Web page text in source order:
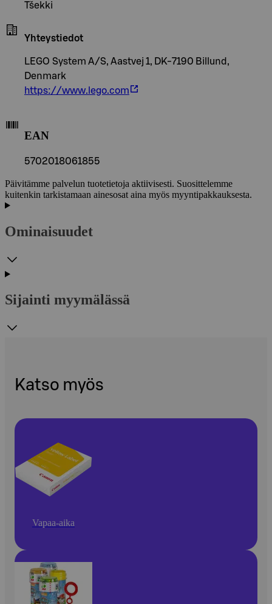
Tšekki
Yhteystiedot
LEGO System A/S, Aastvej 1, DK-7190 Billund,
Denmark
https://www.lego.com
EAN
5702018061855
Päivitämme palvelun tuotetietoja aktiivisesti. Suosittelemme
kuitenkin tarkistamaan ainesosat aina myös myyntipakkauksesta.
Ominaisuudet
Sijainti myymälässä
Katso myös
Vapaa-aika